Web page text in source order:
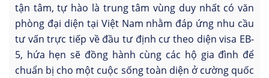
tận tâm, tự hào là trung tâm vùng duy nhất có văn
phòng đại diện tại Việt Nam nhằm đáp ứng nhu cầu
tư vấn trực tiếp về đầu tư định cư theo diện visa EB-
5, hứa hẹn sẽ đồng hành cùng các hộ gia đình để
chuẩn bị cho một cuộc sống toàn diện ở cường quốc